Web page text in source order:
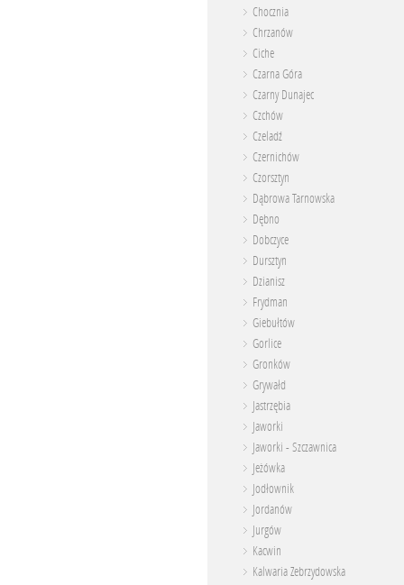
Chocznia
Chrzanów
Ciche
Czarna Góra
Czarny Dunajec
Czchów
Czeladź
Czernichów
Czorsztyn
Dąbrowa Tarnowska
Dębno
Dobczyce
Dursztyn
Dzianisz
Frydman
Giebułtów
Gorlice
Gronków
Grywałd
Jastrzębia
Jaworki
Jaworki - Szczawnica
Jeżówka
Jodłownik
Jordanów
Jurgów
Kacwin
Kalwaria Zebrzydowska